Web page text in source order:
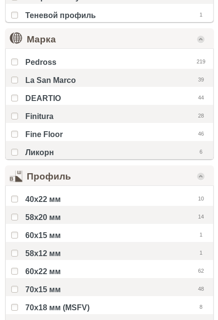
Теневой профиль 1
Марка
Pedross 219
La San Marco 39
DEARTIO 44
Finitura 28
Fine Floor 46
Ликорн 6
Профиль
40x22 мм 10
58x20 мм 14
60x15 мм 1
58х12 мм 1
60x22 мм 62
70x15 мм 48
70x18 мм (MSFV) 8